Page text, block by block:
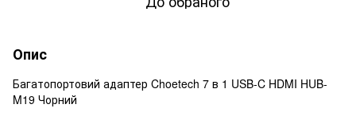
Опис
Багатопортовий адаптер Choetech 7 в 1 USB-C HDMI HUB-
M19 Чорний